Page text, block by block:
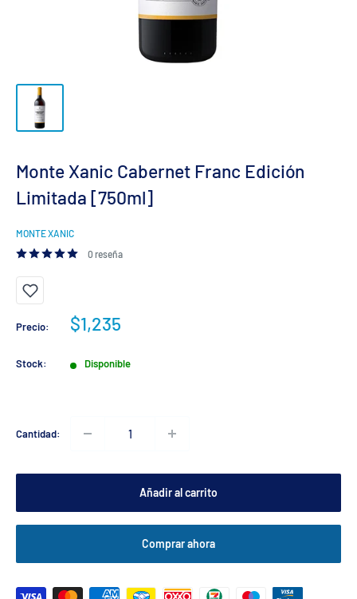
Monte Xanic Cabernet Franc Edición
Limitada [750ml]
MONTE XANIC
0 reseña
Precio:
Precio
venta
$1,235
Stock: Disponible
Cantidad:
Añadir al carrito
Comprar ahora